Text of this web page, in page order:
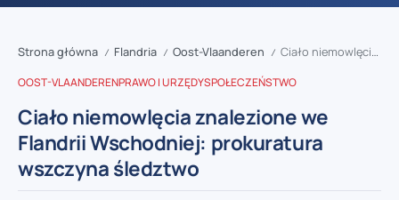
Strona główna / Flandria / Oost-Vlaanderen / Ciało niemowlęcia znalezione we Flandrii Wschodniej: prokuratura wszczyna śledztwo
OOST-VLAANDERENPRAWO I URZĘDYSPOŁECZEŃSTWO
Ciało niemowlęcia znalezione we
Flandrii Wschodniej: prokuratura
wszczyna śledztwo